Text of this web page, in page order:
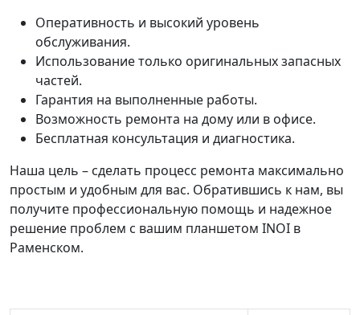
Оперативность и высокий уровень
обслуживания.
Использование только оригинальных запасных
частей.
Гарантия на выполненные работы.
Возможность ремонта на дому или в офисе.
Бесплатная консультация и диагностика.
Наша цель – сделать процесс ремонта максимально
простым и удобным для вас. Обратившись к нам, вы
получите профессиональную помощь и надежное
решение проблем с вашим планшетом INOI в
Раменском.